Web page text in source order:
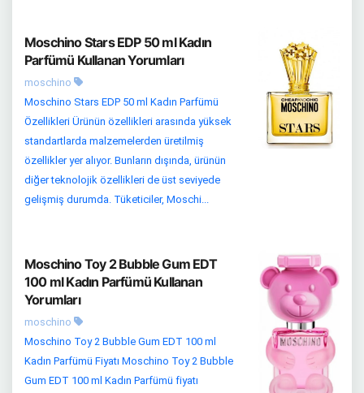
Moschino Stars EDP 50 ml Kadın
Parfümü Kullanan Yorumları
moschino
Moschino Stars EDP 50 ml Kadın Parfümü
Özellikleri Ürünün özellikleri arasında yüksek
standartlarda malzemelerden üretilmiş
özellikler yer alıyor. Bunların dışında, ürünün
diğer teknolojik özellikleri de üst seviyede
gelişmiş durumda. Tüketiciler, Moschi...
Moschino Toy 2 Bubble Gum EDT
100 ml Kadın Parfümü Kullanan
Yorumları
moschino
Moschino Toy 2 Bubble Gum EDT 100 ml
Kadın Parfümü Fiyatı Moschino Toy 2 Bubble
Gum EDT 100 ml Kadın Parfümü fiyatı